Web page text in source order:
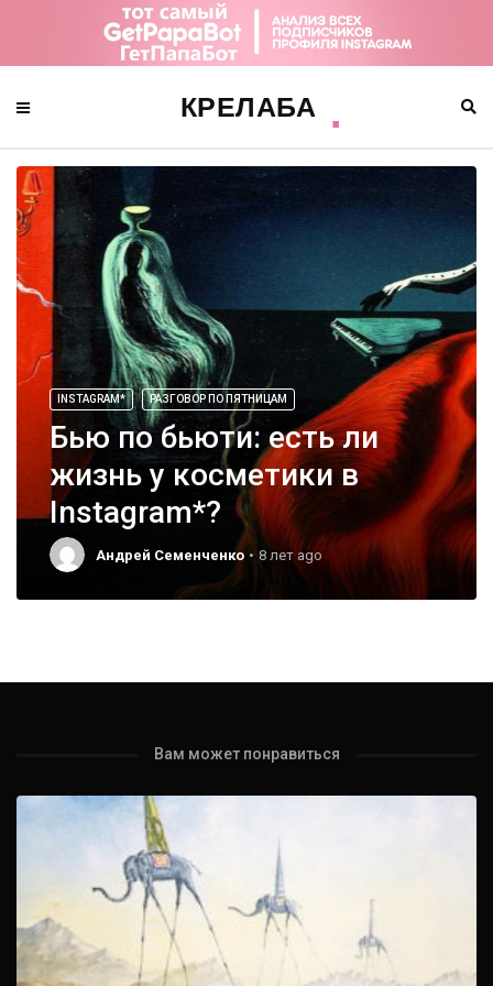
INSTAGRAM* РАЗГОВОР ПО ПЯТНИЦАМ
Бью по бьюти: есть ли
жизнь у косметики в
Instagram*?
Андрей Семенченко 8 лет ago
Вам может понравиться